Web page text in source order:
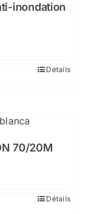
inondation
Détails
70/20M
Détails